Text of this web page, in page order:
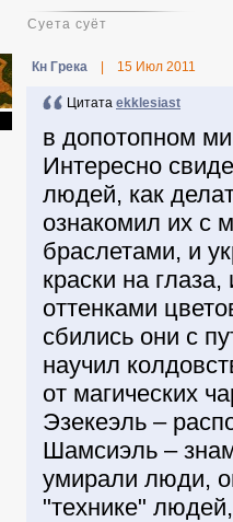
Суета суёт
Кн Грека 15 Июл 2011
Цитата ekklesiast
в допотопном
Интересно
людей, как
ознакомил их с
браслетами, и
краски на
оттенками
сбились они с
научил
от магических
Эзекеэль –
Шамсиэль –
умирали люди,
"технике"